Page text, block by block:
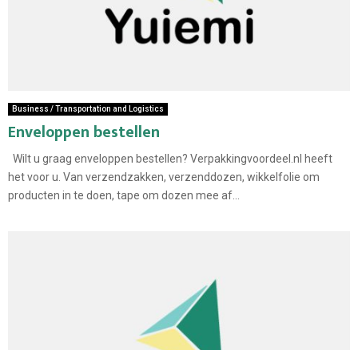
Business / Transportation and Logistics
Enveloppen bestellen
Wilt u graag enveloppen bestellen? Verpakkingvoordeel.nl heeft
het voor u. Van verzendzakken, verzenddozen, wikkelfolie om
producten in te doen, tape om dozen mee af...